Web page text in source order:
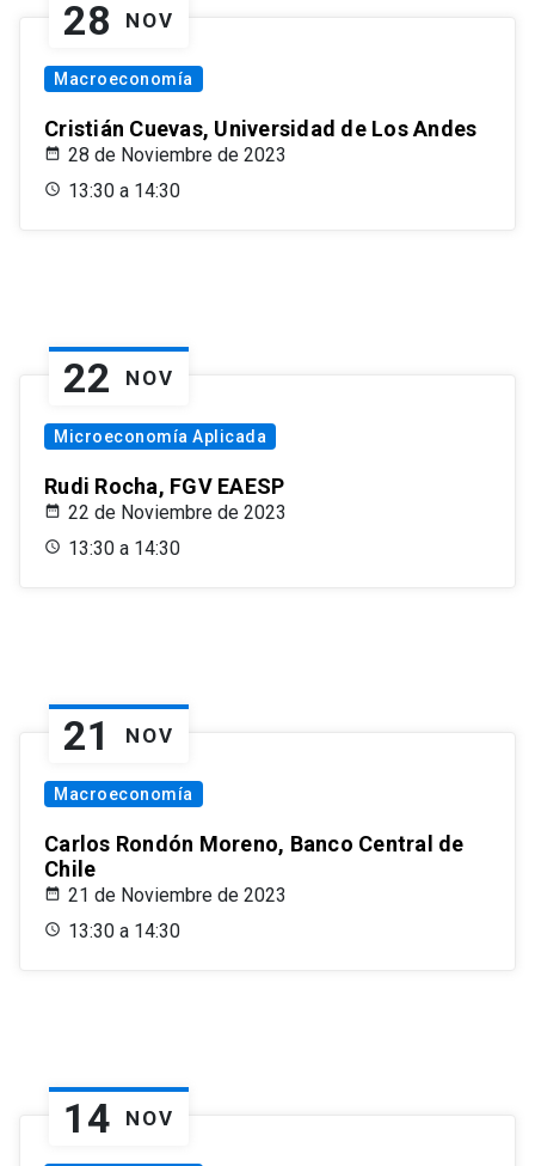
28 NOV
Macroeconomía
Cristián Cuevas, Universidad de Los Andes
28 de Noviembre de 2023
13:30 a 14:30
22 NOV
Microeconomía Aplicada
Rudi Rocha, FGV EAESP
22 de Noviembre de 2023
13:30 a 14:30
21 NOV
Macroeconomía
Carlos Rondón Moreno, Banco Central de
Chile
21 de Noviembre de 2023
13:30 a 14:30
14 NOV